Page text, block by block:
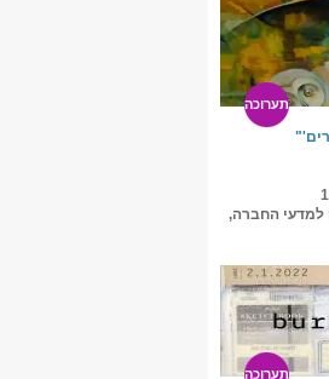
תערוכה
למדעי החברה,
תערוכה